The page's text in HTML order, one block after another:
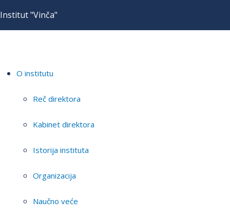
Institut "Vinča"
O institutu
Reč direktora
Kabinet direktora
Istorija instituta
Organizacija
Naučno veće